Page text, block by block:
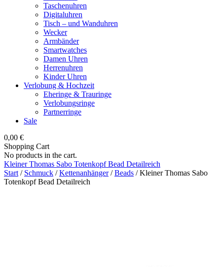
Taschenuhren
Digitaluhren
Tisch – und Wanduhren
Wecker
Armbänder
Smartwatches
Damen Uhren
Herrenuhren
Kinder Uhren
Verlobung & Hochzeit
Eheringe & Trauringe
Verlobungsringe
Partnerringe
Sale
0,00 €
Shopping Cart
No products in the cart.
Kleiner Thomas Sabo Totenkopf Bead Detailreich
Start / Schmuck /Kettenanhänger/Beads / Kleiner Thomas Sabo
Totenkopf Bead Detailreich